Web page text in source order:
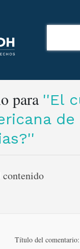
para
El
contenido
Título del comentario: